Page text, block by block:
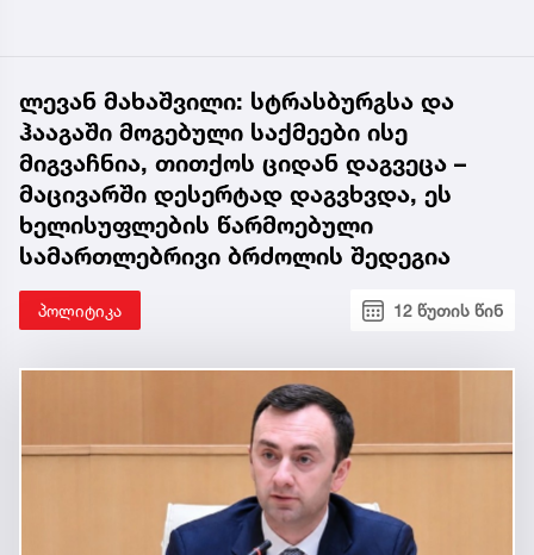
ლევან მახაშვილი: სტრასბურგსა და
ჰააგაში მოგებული საქმეები ისე
მიგვაჩნია, თითქოს ციდან დაგვეცა –
მაცივარში დესერტად დაგვხვდა, ეს
ხელისუფლების წარმოებული
სამართლებრივი ბრძოლის შედეგია
პოლიტიკა 12 წუთის წინ